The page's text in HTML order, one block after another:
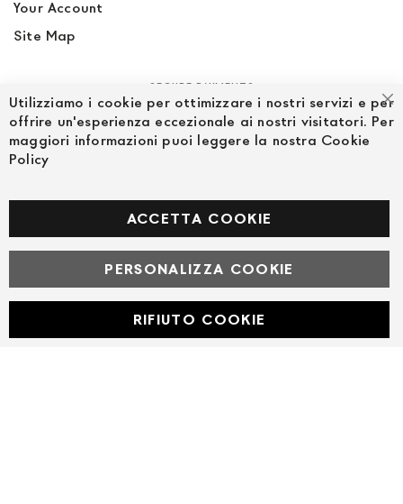
Your Account
Site Map
SECURE PAYMENTS
Facebook
© Powered by MAV Arreda s.r.l. | P.IVA IT05919160969
Corso Lodi, 2 | Milano - pec mavarreda@pec.it
Utilizziamo i cookie per ottimizzare i nostri servizi e per
offrire un'esperienza eccezionale ai nostri visitatori. Per
maggiori informazioni puoi leggere la nostra Cookie
Policy
ACCETTA COOKIE
PERSONALIZZA COOKIE
RIFIUTO COOKIE